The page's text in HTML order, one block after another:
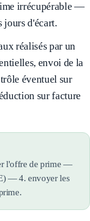
irrécupérable —
jours d'écart.
réalisés par un
envoi de la
éventuel sur
sur facture
l'offre de prime —
— 4. envoyer les